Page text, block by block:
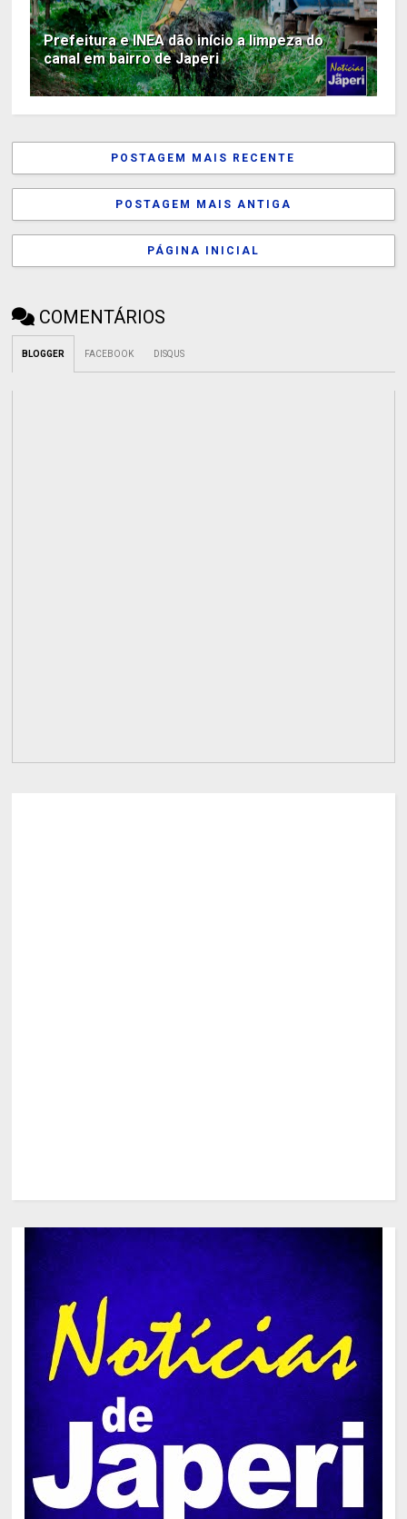
Prefeitura e INEA dão início a limpeza do
canal em bairro de Japeri
POSTAGEM MAIS RECENTE
POSTAGEM MAIS ANTIGA
PÁGINA INICIAL
COMENTÁRIOS
BLOGGER FACEBOOK DISQUS